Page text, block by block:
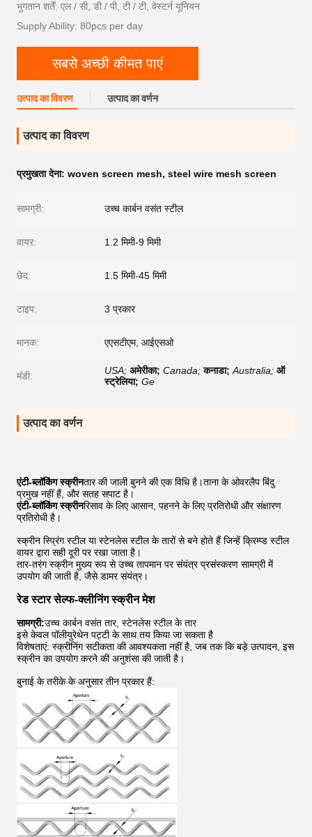
भुगतान शर्तें: एल / सी, डी / पी, टी / टी, वेस्टर्न यूनियन
Supply Ability: 80pcs per day
सबसे अच्छी कीमत पाएं
उत्पाद का विवरण उत्पाद का वर्णन
उत्पाद का विवरण
प्रमुखता देना: woven screen mesh, steel wire mesh screen
सामग्री: उच्च कार्बन वसंत स्टील
वायर: 1.2 मिमी-9 मिमी
छेद: 1.5 मिमी-45 मिमी
टाइप: 3 प्रकार
मानक: एएसटीएम, आईएसओ
मंडी: USA; अमेरीका; Canada; कनाडा; Australia; ऑ
स्ट्रेलिया; Ge
उत्पाद का वर्णन
एंटी-ब्लॉकिंग स्क्रीनतार की जाली बुनने की एक विधि है।ताना के ओवरलैप बिंदु
प्रमुख नहीं हैं, और सतह सपाट है।
एंटी-ब्लॉकिंग स्क्रीनरिसाव के लिए आसान, पहनने के लिए प्रतिरोधी और संक्षारण
प्रतिरोधी है।
स्क्रीन स्प्रिंग स्टील या स्टेनलेस स्टील के तारों से बने होते हैं जिन्हें क्रिम्प्ड स्टील
वायर द्वारा सही दूरी पर रखा जाता है।
तार-तरंग स्क्रीन मुख्य रूप से उच्च तापमान पर संयंत्र प्रसंस्करण सामग्री में
उपयोग की जाती है, जैसे डामर संयंत्र।
रेड स्टार सेल्फ-क्लीनिंग स्क्रीन मेश
सामग्री:उच्च कार्बन वसंत तार, स्टेनलेस स्टील के तार
इसे केवल पॉलीयुरेथेन पट्टी के साथ तय किया जा सकता है
विशेषताएं: स्क्रीनिंग सटीकता की आवश्यकता नहीं है, जब तक कि बड़े उत्पादन, इस
स्क्रीन का उपयोग करने की अनुशंसा की जाती है।
बुनाई के तरीके के अनुसार तीन प्रकार हैं: